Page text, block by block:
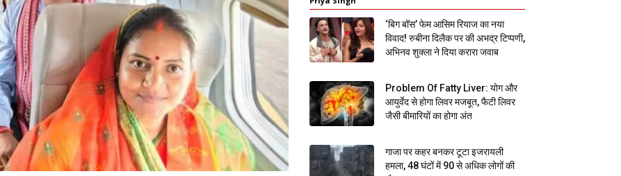
‘बिग बॉस’ फेम आसिम रियाज का नया
विवाद! रुबीना दिलैक पर की अभद्र टिप्पणी,
अभिनव शुक्ला ने दिया करारा जवाब
Problem Of Fatty Liver: योग और
आयुर्वेद से होगा लिवर मजबूत, फैटी लिवर
जैसी बीमारियों का होगा अंत
गाजा पर कहर बनकर टूटा इजरायली
हमला, 48 घंटों में 90 से अधिक लोगों की